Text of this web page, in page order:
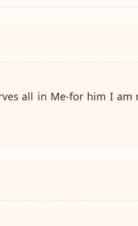
all in Me-for him I